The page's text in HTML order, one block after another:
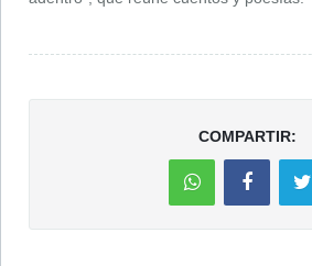
COMPARTIR: